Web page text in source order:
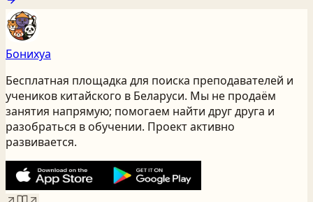
Бонихуа
Бесплатная площадка для поиска преподавателей и
учеников китайского в Беларуси. Мы не продаём
занятия напрямую; помогаем найти друг друга и
разобраться в обучении. Проект активно
развивается.